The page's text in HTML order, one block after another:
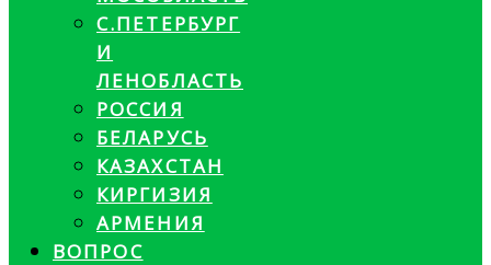
С.ПЕТЕРБУРГ
И
ЛЕНОБЛАСТЬ
РОССИЯ
БЕЛАРУСЬ
КАЗАХСТАН
КИРГИЗИЯ
АРМЕНИЯ
ВОПРОС